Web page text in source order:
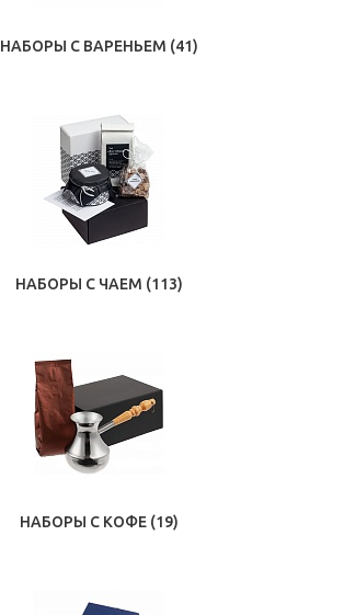
НАБОРЫ С ВАРЕНЬЕМ (41)
НАБОРЫ С ЧАЕМ (113)
НАБОРЫ С КОФЕ (19)